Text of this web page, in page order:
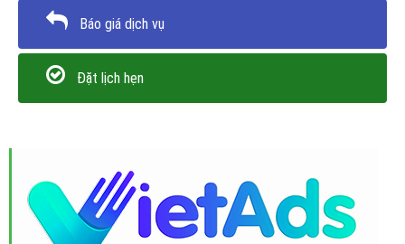
Báo giá dịch vụ
Đặt lịch hẹn